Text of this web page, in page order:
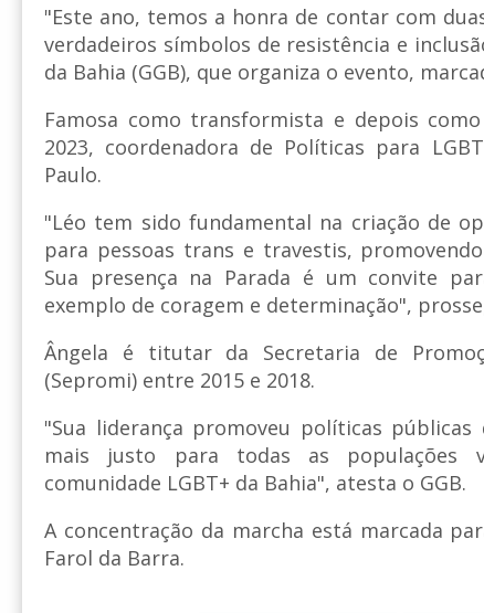
"Este ano, temos a honra de contar com
verdadeiros símbolos de resistência e
da Bahia (GGB), que organiza o evento,
Famosa como transformista e depois
2023, coordenadora de Políticas para
Paulo.
"Léo tem sido fundamental na criação de
para pessoas trans e travestis,
Sua presença na Parada é um convite
exemplo de coragem e determinação",
Ângela é titutar da Secretaria de
(Sepromi) entre 2015 e 2018.
"Sua liderança promoveu políticas
mais justo para todas as populações
comunidade LGBT+ da Bahia", atesta o GGB.
A concentração da marcha está marcada
Farol da Barra.